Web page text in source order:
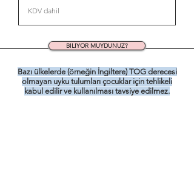
KDV dahil
BILIYOR MUYDUNUZ?
Bazı ülkelerde (örneğin İngiltere) TOG derecesi
olmayan uyku tulumları çocuklar için tehlikeli
kabul edilir ve kullanılması tavsiye edilmez.